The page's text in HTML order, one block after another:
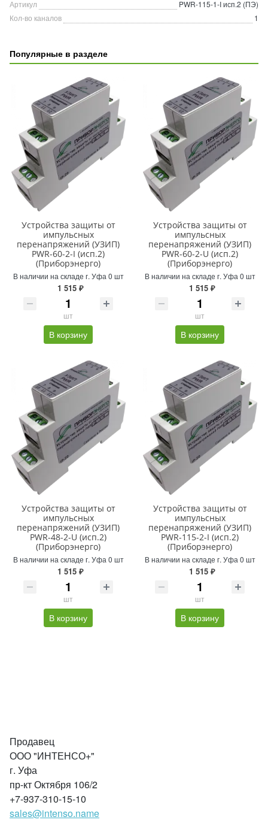
Артикул
PWR-115-1-I исп.2 (ПЭ)
Кол-во каналов
1
Популярные в разделе
Устройства защиты от
импульсных
перенапряжений (УЗИП)
PWR-60-2-I (исп.2)
(Приборэнерго)
В наличии на складе г. Уфа 0 шт
1 515 ₽
шт
В корзину
Устройства защиты от
импульсных
перенапряжений (УЗИП)
PWR-60-2-U (исп.2)
(Приборэнерго)
В наличии на складе г. Уфа 0 шт
1 515 ₽
шт
В корзину
Устройства защиты от
импульсных
перенапряжений (УЗИП)
PWR-48-2-U (исп.2)
(Приборэнерго)
В наличии на складе г. Уфа 0 шт
1 515 ₽
шт
В корзину
Устройства защиты от
импульсных
перенапряжений (УЗИП)
PWR-115-2-I (исп.2)
(Приборэнерго)
В наличии на складе г. Уфа 0 шт
1 515 ₽
шт
В корзину
Продавец
ООО "ИНТЕНСО+"
г. Уфа
пр-кт Октября 106/2
+7-937-310-15-10
sales@intenso.name